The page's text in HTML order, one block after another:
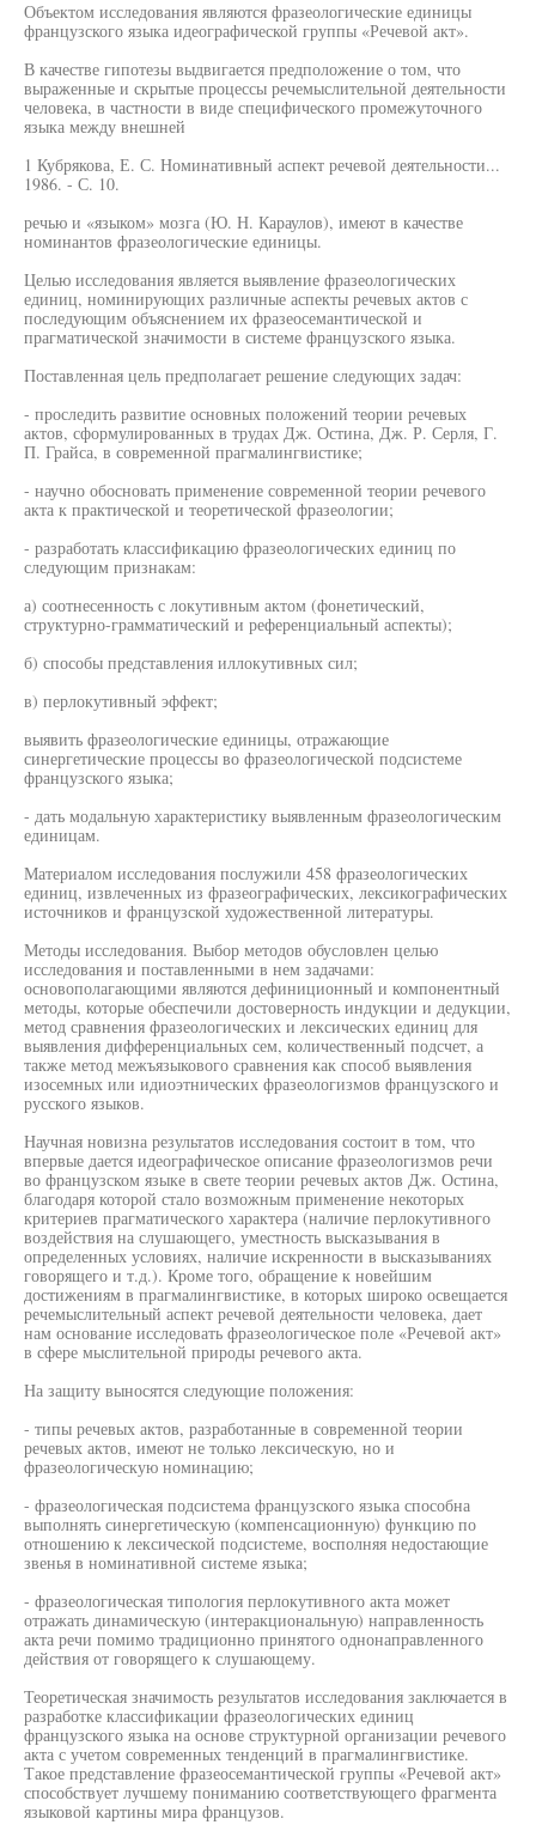
Объектом исследования являются фразеологические единицы
французского языка идеографической группы «Речевой акт».
В качестве гипотезы выдвигается предположение о том, что
выраженные и скрытые процессы речемыслительной деятельности
человека, в частности в виде специфического промежуточного
языка между внешней
1 Кубрякова, Е. С. Номинативный аспект речевой деятельности...
1986. - С. 10.
речью и «языком» мозга (Ю. Н. Караулов), имеют в качестве
номинантов фразеологические единицы.
Целью исследования является выявление фразеологических
единиц, номинирующих различные аспекты речевых актов с
последующим объяснением их фразеосемантической и
прагматической значимости в системе французского языка.
Поставленная цель предполагает решение следующих задач:
- проследить развитие основных положений теории речевых
актов, сформулированных в трудах Дж. Остина, Дж. Р. Серля, Г.
П. Грайса, в современной прагмалингвистике;
- научно обосновать применение современной теории речевого
акта к практической и теоретической фразеологии;
- разработать классификацию фразеологических единиц по
следующим признакам:
а) соотнесенность с локутивным актом (фонетический,
структурно-грамматический и референциальный аспекты);
б) способы представления иллокутивных сил;
в) перлокутивный эффект;
выявить фразеологические единицы, отражающие
синергетические процессы во фразеологической подсистеме
французского языка;
- дать модальную характеристику выявленным фразеологическим
единицам.
Материалом исследования послужили 458 фразеологических
единиц, извлеченных из фразеографических, лексикографических
источников и французской художественной литературы.
Методы исследования. Выбор методов обусловлен целью
исследования и поставленными в нем задачами:
основополагающими являются дефиниционный и компонентный
методы, которые обеспечили достоверность индукции и дедукции,
метод сравнения фразеологических и лексических единиц для
выявления дифференциальных сем, количественный подсчет, а
также метод межъязыкового сравнения как способ выявления
изосемных или идиоэтнических фразеологизмов французского и
русского языков.
Научная новизна результатов исследования состоит в том, что
впервые дается идеографическое описание фразеологизмов речи
во французском языке в свете теории речевых актов Дж. Остина,
благодаря которой стало возможным применение некоторых
критериев прагматического характера (наличие перлокутивного
воздействия на слушающего, уместность высказывания в
определенных условиях, наличие искренности в высказываниях
говорящего и т.д.). Кроме того, обращение к новейшим
достижениям в прагмалингвистике, в которых широко освещается
речемыслительный аспект речевой деятельности человека, дает
нам основание исследовать фразеологическое поле «Речевой акт»
в сфере мыслительной природы речевого акта.
На защиту выносятся следующие положения:
- типы речевых актов, разработанные в современной теории
речевых актов, имеют не только лексическую, но и
фразеологическую номинацию;
- фразеологическая подсистема французского языка способна
выполнять синергетическую (компенсационную) функцию по
отношению к лексической подсистеме, восполняя недостающие
звенья в номинативной системе языка;
- фразеологическая типология перлокутивного акта может
отражать динамическую (интеракциональную) направленность
акта речи помимо традиционно принятого однонаправленного
действия от говорящего к слушающему.
Теоретическая значимость результатов исследования заключается в
разработке классификации фразеологических единиц
французского языка на основе структурной организации речевого
акта с учетом современных тенденций в прагмалингвистике.
Такое представление фразеосемантической группы «Речевой акт»
способствует лучшему пониманию соответствующего фрагмента
языковой картины мира французов.